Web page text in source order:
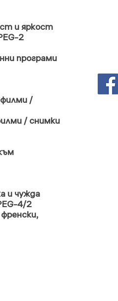
и яркост
2
програми
/
/ снимки
и чужда
4/2